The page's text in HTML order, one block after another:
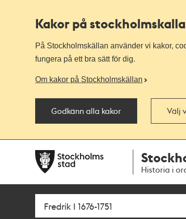
Kakor på
På Stockholmskällan använder vi kakor,
fungera på ett bra sätt för dig.
Om kakor på Stockholmskällan
Godkänn alla kakor Välj
navigationen
huvudinnehållet
Historia i
Sök